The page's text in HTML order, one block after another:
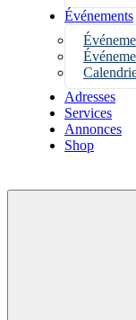
Événements
Adresses
Services
Annonces
Shop